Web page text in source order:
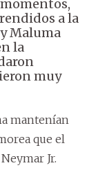
a la
Maluma
la
muy
mantenían
que el
Jr.